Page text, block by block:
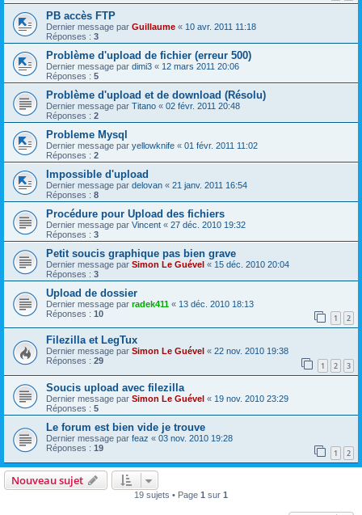
PB accès FTP
Dernier message par Guillaume « 10 avr. 2011 11:18
Réponses : 3
Problème d'upload de fichier (erreur 500)
Dernier message par dimi3 « 12 mars 2011 20:06
Réponses : 5
Problème d'upload et de download (Résolu)
Dernier message par Titano « 02 févr. 2011 20:48
Réponses : 2
Probleme Mysql
Dernier message par yellowknife « 01 févr. 2011 11:02
Réponses : 2
Impossible d'upload
Dernier message par delovan « 21 janv. 2011 16:54
Réponses : 8
Procédure pour Upload des fichiers
Dernier message par Vincent « 27 déc. 2010 19:32
Réponses : 3
Petit soucis graphique pas bien grave
Dernier message par Simon Le Guével « 15 déc. 2010 20:04
Réponses : 3
Upload de dossier
Dernier message par radek411 « 13 déc. 2010 18:13
Réponses : 10 1 2
Filezilla et LegTux
Dernier message par Simon Le Guével « 22 nov. 2010 19:38
Réponses : 29 1 2 3
Soucis upload avec filezilla
Dernier message par Simon Le Guével « 19 nov. 2010 23:29
Réponses : 5
Le forum est bien vide je trouve
Dernier message par feaz « 03 nov. 2010 19:28
Réponses : 19 1 2
Nouveau sujet
19 sujets • Page 1 sur 1